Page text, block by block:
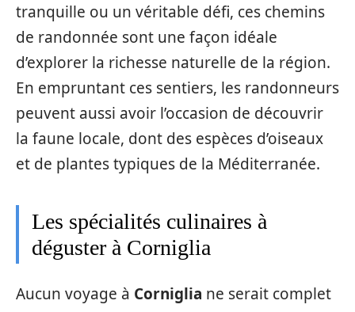
tranquille ou un véritable défi, ces chemins
de randonnée sont une façon idéale
d’explorer la richesse naturelle de la région.
En empruntant ces sentiers, les randonneurs
peuvent aussi avoir l’occasion de découvrir
la faune locale, dont des espèces d’oiseaux
et de plantes typiques de la Méditerranée.
Les spécialités culinaires à
déguster à Corniglia
Aucun voyage à Corniglia ne serait complet